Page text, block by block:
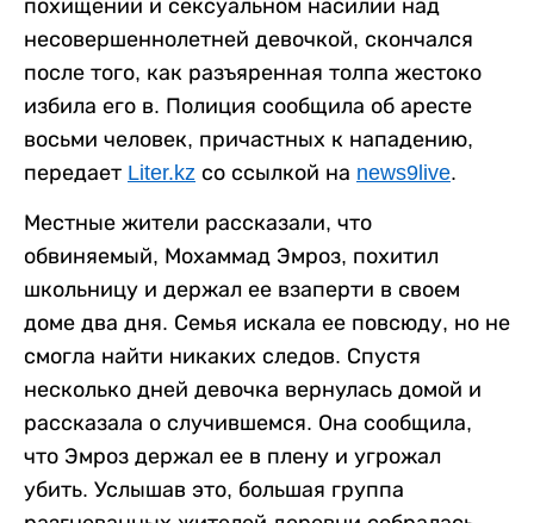
похищении и сексуальном насилии над
несовершеннолетней девочкой, скончался
после того, как разъяренная толпа жестоко
избила его в. Полиция сообщила об аресте
восьми человек, причастных к нападению,
передает Liter.kz со ссылкой на news9live.
Местные жители рассказали, что
обвиняемый, Мохаммад Эмроз, похитил
школьницу и держал ее взаперти в своем
доме два дня. Семья искала ее повсюду, но не
смогла найти никаких следов. Спустя
несколько дней девочка вернулась домой и
рассказала о случившемся. Она сообщила,
что Эмроз держал ее в плену и угрожал
убить. Услышав это, большая группа